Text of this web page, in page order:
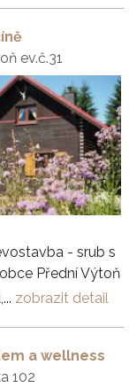
ev.č.31
- srub s
Přední Výtoň
zobrazit detail
a wellness
102